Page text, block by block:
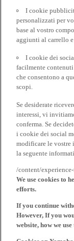
I cookie
personalizzati per
base al vostro
aggiunti al carrello
I cookie dei
facilmente
che consentono a
scopi.
Se desiderate
interessi, vi
conferma. Se
i cookie dei social
modificare le vostre
la seguente
/content/
We use cookies to
efforts.
If you continue
However, If you
website, how we